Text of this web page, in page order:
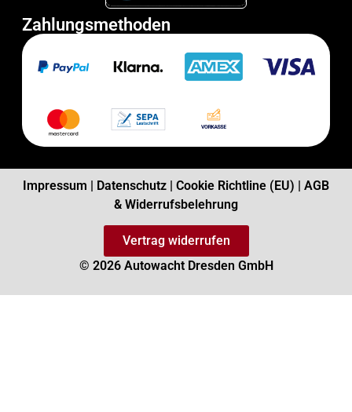
Zahlungsmethoden
Impressum | Datenschutz | Cookie Richtline (EU) | AGB
& Widerrufsbelehrung
Vertrag widerrufen
© 2026 Autowacht Dresden GmbH